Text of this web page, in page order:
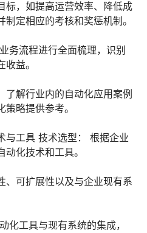
案 | 流程智动
单 | 智能审计
标，如提高运营效率、降低成
定相应的考核和奖惩机制。
务流程进行全面梳理，识别
益。
了解行业内的自动化应用案例
略提供参考。
与工具 技术选型： 根据企业
化技术和工具。
、可扩展性以及与企业现有系
化工具与现有系统的集成，